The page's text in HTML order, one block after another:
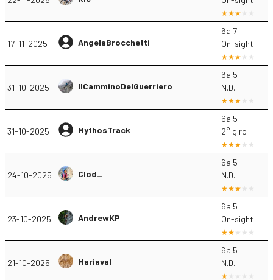
17-11-2025 AngelaBrocchetti
6a.7
On-sight
31-10-2025 IlCamminoDelGuerriero
6a.5
N.D.
31-10-2025 MythosTrack
6a.5
2° giro
24-10-2025 Clod_
6a.5
N.D.
23-10-2025 AndrewKP
6a.5
On-sight
21-10-2025 Mariaval
6a.5
N.D.